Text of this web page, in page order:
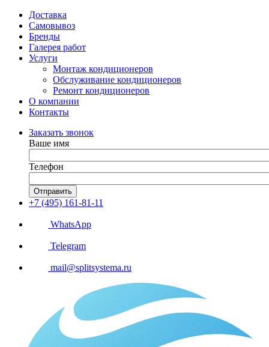
Доставка
Самовывоз
Бренды
Галерея работ
Услуги
Монтаж кондиционеров
Обслуживание кондиционеров
Ремонт кондиционеров
О компании
Контакты
Заказать звонок
Ваше имя
Телефон
Отправить
+7 (495) 161-81-11
WhatsApp
Telegram
mail@splitsystema.ru